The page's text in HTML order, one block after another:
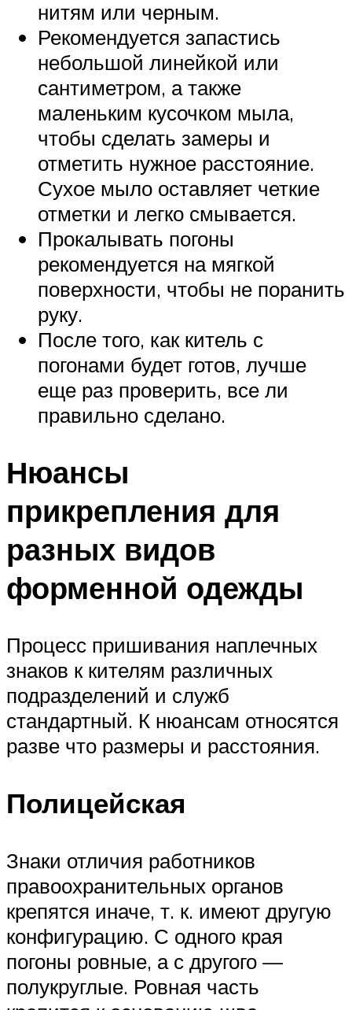
нитям или черным.
Рекомендуется запастись
небольшой линейкой или
сантиметром, а также
маленьким кусочком мыла,
чтобы сделать замеры и
отметить нужное расстояние.
Сухое мыло оставляет четкие
отметки и легко смывается.
Прокалывать погоны
рекомендуется на мягкой
поверхности, чтобы не поранить
руку.
После того, как китель с
погонами будет готов, лучше
еще раз проверить, все ли
правильно сделано.
Нюансы
прикрепления для
разных видов
форменной одежды
Процесс пришивания наплечных
знаков к кителям различных
подразделений и служб
стандартный. К нюансам относятся
разве что размеры и расстояния.
Полицейская
Знаки отличия работников
правоохранительных органов
крепятся иначе, т. к. имеют другую
конфигурацию. С одного края
погоны ровные, а с другого —
полукруглые. Ровная часть